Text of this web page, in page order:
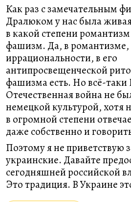
Как раз с замечательным
Дралюком у нас была
в какой степени романтизм
фашизм. Да, в романтизме,
иррациональности, в его
антипросвещенческой
фашизма есть. Но всё-таки
Отечественная война не
немецкой культурой, хотя
в огромной степени
даже собственно и
Поэтому я не приветствую
украинские. Давайте
сегодняшней российской
Это традиция. В Украине